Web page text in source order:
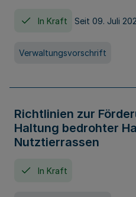
In Kraft Seit 09. Juli
Verwaltungsvorschrift
Richtlinien zur
Haltung bedrohter
Nutztierrassen
In Kraft